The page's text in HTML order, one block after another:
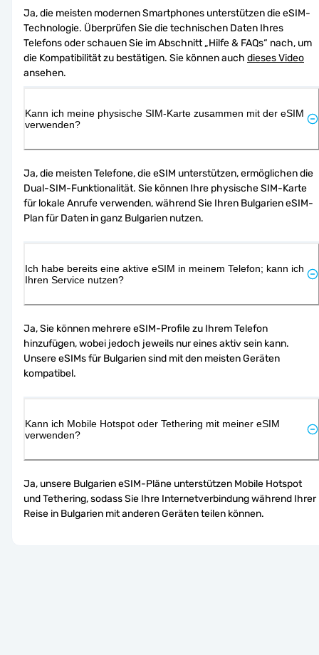
Ja, die meisten modernen Smartphones unterstützen die eSIM-
Technologie. Überprüfen Sie die technischen Daten Ihres
Telefons oder schauen Sie im Abschnitt „Hilfe & FAQs“ nach, um
die Kompatibilität zu bestätigen. Sie können auch dieses Video
ansehen.
Kann ich meine physische SIM-Karte zusammen mit der eSIM
verwenden?
Ja, die meisten Telefone, die eSIM unterstützen, ermöglichen die
Dual-SIM-Funktionalität. Sie können Ihre physische SIM-Karte
für lokale Anrufe verwenden, während Sie Ihren Bulgarien eSIM-
Plan für Daten in ganz Bulgarien nutzen.
Ich habe bereits eine aktive eSIM in meinem Telefon; kann ich
Ihren Service nutzen?
Ja, Sie können mehrere eSIM-Profile zu Ihrem Telefon
hinzufügen, wobei jedoch jeweils nur eines aktiv sein kann.
Unsere eSIMs für Bulgarien sind mit den meisten Geräten
kompatibel.
Kann ich Mobile Hotspot oder Tethering mit meiner eSIM
verwenden?
Ja, unsere Bulgarien eSIM-Pläne unterstützen Mobile Hotspot
und Tethering, sodass Sie Ihre Internetverbindung während Ihrer
Reise in Bulgarien mit anderen Geräten teilen können.